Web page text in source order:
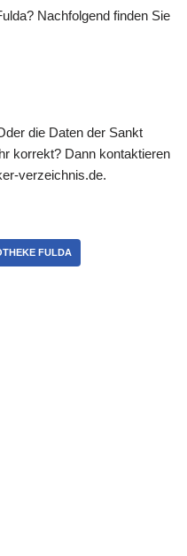
Nachfolgend finden Sie
die Daten der Sankt
korrekt? Dann kontaktieren
verzeichnis.de.
FULDA